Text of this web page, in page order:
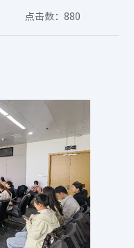
点击数： 880